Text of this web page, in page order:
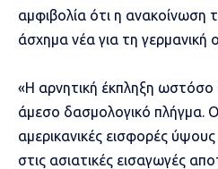
αμφιβολία ότι η ανακοίνωση
άσχημα νέα για τη γερμανική
«Η αρνητική έκπληξη ωστόσο
άμεσο δασμολογικό πλήγμα.
αμερικανικές εισφορές
στις ασιατικές εισαγωγές